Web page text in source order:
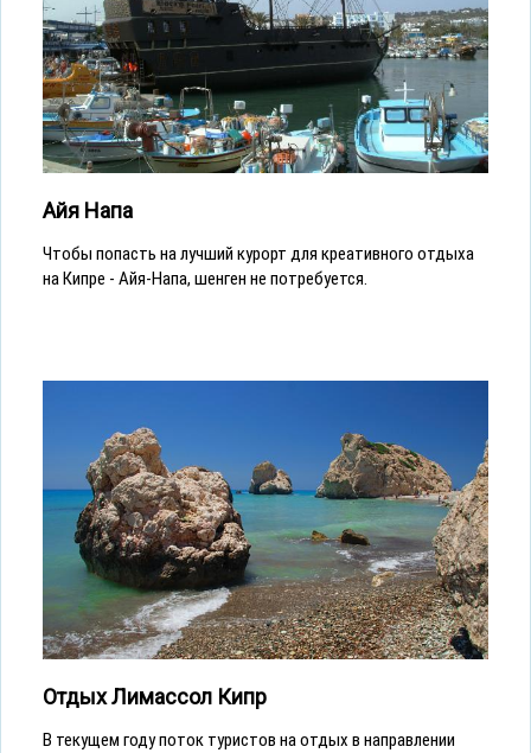
Айя Напа
Чтобы попасть на лучший курорт для креативного отдыха
на Кипре - Айя-Напа, шенген не потребуется.
Отдых Лимассол Кипр
В текущем году поток туристов на отдых в направлении